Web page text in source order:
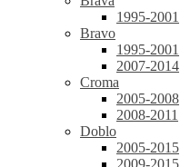
1995-2001
Bravo
1995-2001
2007-2014
Croma
2005-2008
2008-2011
Doblo
2005-2015
2009-2015